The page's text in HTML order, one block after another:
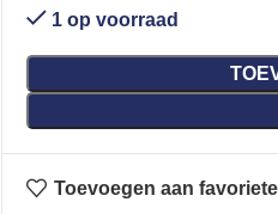
1 op voorraad
Toevoegen aan